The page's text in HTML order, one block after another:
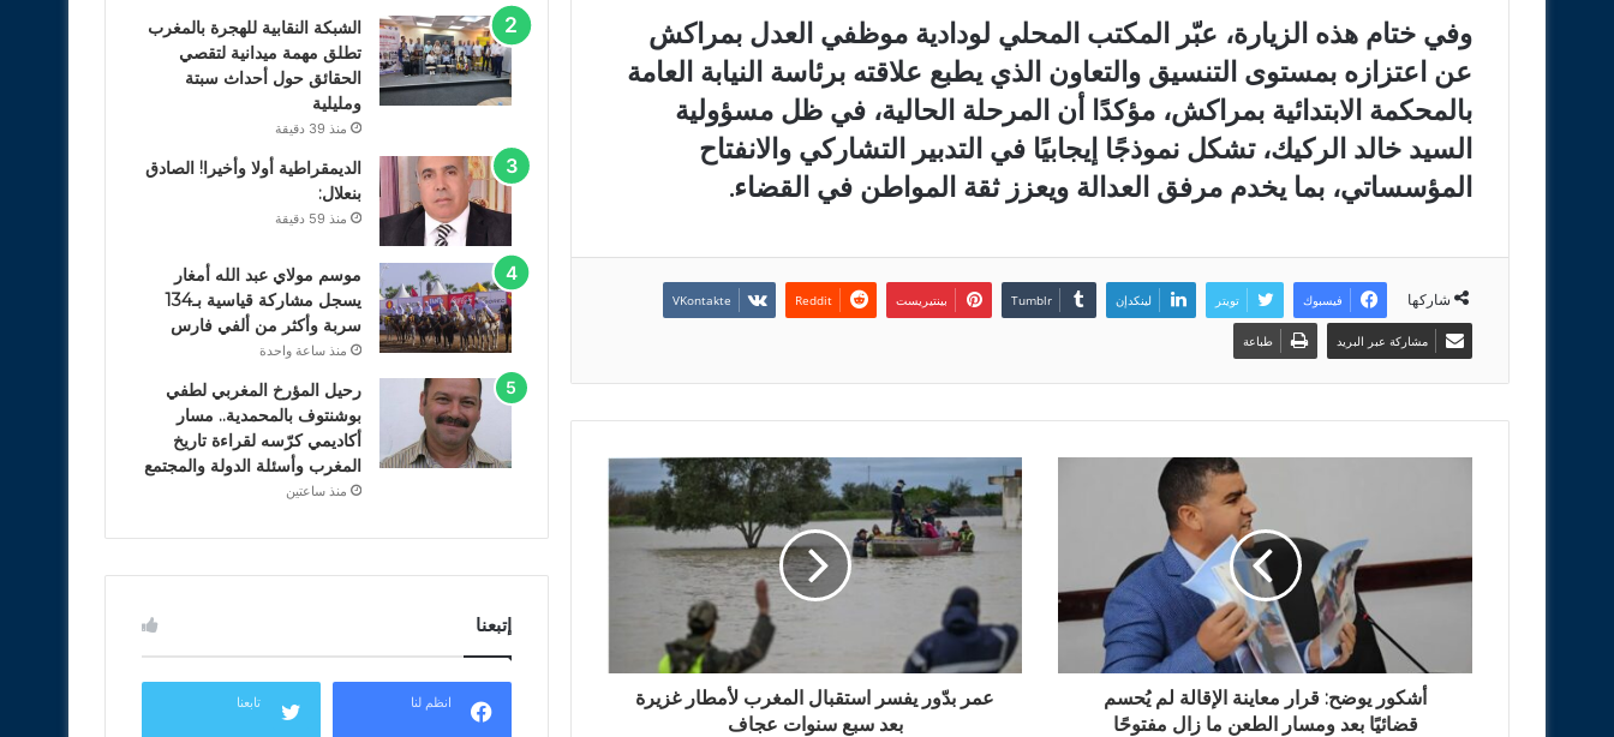
وفي ختام هذه الزيارة، عبّر المكتب المحلي لودادية موظفي العدل بمراكش
عن اعتزازه بمستوى التنسيق والتعاون الذي يطبع علاقته برئاسة النيابة العامة
بالمحكمة الابتدائية بمراكش، مؤكدًا أن المرحلة الحالية، في ظل مسؤولية
السيد خالد الركيك، تشكل نموذجًا إيجابيًا في التدبير التشاركي والانفتاح
المؤسساتي، بما يخدم مرفق العدالة ويعزز ثقة المواطن في القضاء.
شاركها فيسبوك تويتر لينكدإن بينتيريست
مشاركة عبر البريد طباعة
أشكور يوضح: قرار معاينة الإقالة لم يُحسم
قضائيًا بعد ومسار الطعن ما زال مفتوحًا
عمر بدّور يفسر استقبال المغرب لأمطار غزيرة
بعد سبع سنوات عجاف
الشبكة النقابية للهجرة بالمغرب
تطلق مهمة ميدانية لتقصي
الحقائق حول أحداث سبتة
ومليلية
منذ 39 دقيقة
الديمقراطية أولا وأخيرا! الصادق
بنعلال:
منذ 59 دقيقة
موسم مولاي عبد الله أمغار
يسجل مشاركة قياسية بـ134
سربة وأكثر من ألفي فارس
منذ ساعة واحدة
رحيل المؤرخ المغربي لطفي
بوشنتوف بالمحمدية.. مسار
أكاديمي كرّسه لقراءة تاريخ
المغرب وأسئلة الدولة والمجتمع
منذ ساعتين
إتبعنا
انظم لنا تابعنا